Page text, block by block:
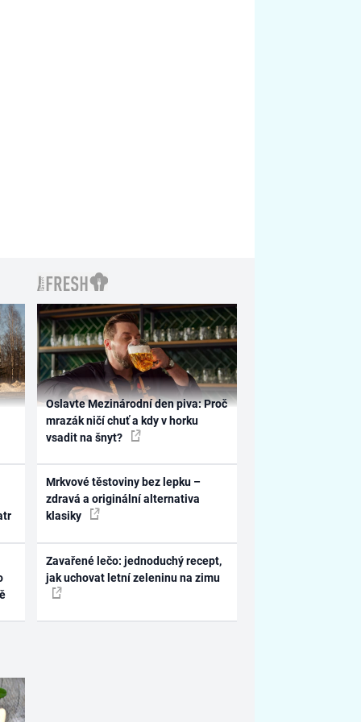
Oslavte Mezinárodní den piva: Proč
mrazák ničí chuť a kdy v horku
vsadit na šnyt?
Mrkvové těstoviny bez lepku –
zdravá a originální alternativa
klasiky
Zavařené lečo: jednoduchý recept,
jak uchovat letní zeleninu na zimu